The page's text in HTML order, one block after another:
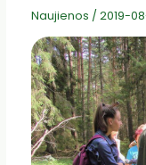
Naujienos / 2019-